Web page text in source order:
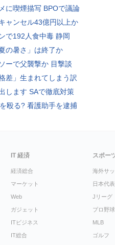
に喫煙描写 BPOで議論
ャンセル43億円以上か
で192人食中毒 静岡
の暑さ」は終了か
ーで父襲撃か 目撃談
差」生まれてしまう訳
します SAで徹底対策
殴る? 看護助手を逮捕
IT 経済
経済総合
マーケット
Web
ガジェット
ITビジネス
IT総合
スポー
海外サ
日本代表
Jリーグ
プロ野球
MLB
ゴルフ